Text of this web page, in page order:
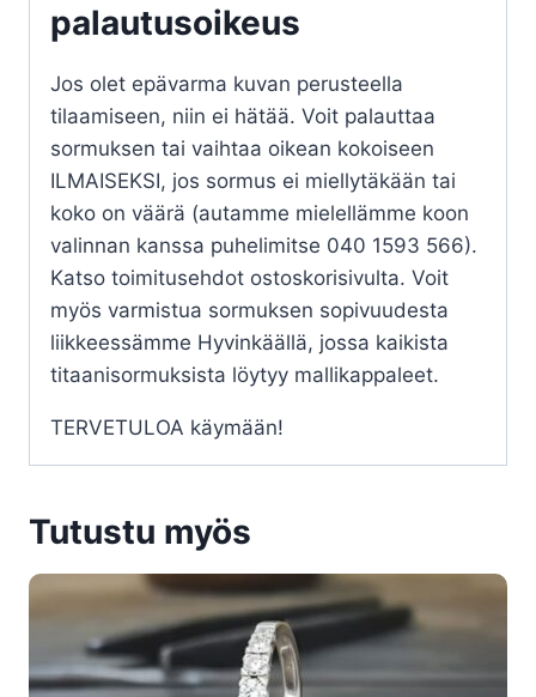
palautusoikeus
Jos olet epävarma kuvan perusteella
tilaamiseen, niin ei hätää. Voit palauttaa
sormuksen tai vaihtaa oikean kokoiseen
ILMAISEKSI, jos sormus ei miellytäkään tai
koko on väärä (autamme mielellämme koon
valinnan kanssa puhelimitse 040 1593 566).
Katso toimitusehdot ostoskorisivulta. Voit
myös varmistua sormuksen sopivuudesta
liikkeessämme Hyvinkäällä, jossa kaikista
titaanisormuksista löytyy mallikappaleet.
TERVETULOA käymään!
Tutustu myös